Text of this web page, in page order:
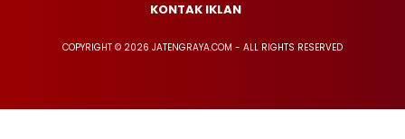
KONTAK IKLAN
COPYRIGHT © 2026 JATENGRAYA.COM - ALL RIGHTS RESERVED